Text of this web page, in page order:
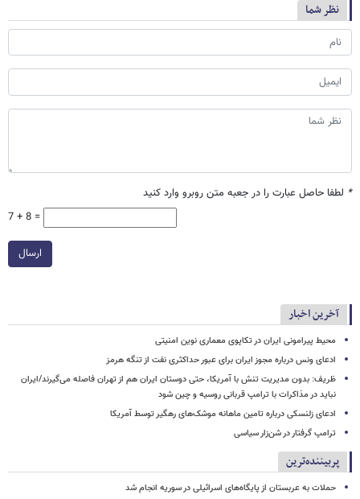
نظر شما
* لطفا حاصل عبارت را در جعبه متن روبرو وارد کنید
7 + 8 =
ارسال
آخرین اخبار
محیط پیرامونی ایران در تکاپوی معماری نوین امنیتی
ادعای ونس درباره مجوز ایران برای عبور حداکثری نفت از تنگه هرمز
ظریف: بدون مدیریت تنش با آمریکا، حتی دوستان ایران هم از تهران فاصله می‌گیرند/ایران
نباید در مذاکرات با ترامپ قربانی روسیه و چین شود
ادعای زلنسکی درباره تامین ماهانه موشک‌های رهگیر توسط آمریکا
ترامپ گرفتار در شن‌زار سیاسی
پربیننده‌ترین
حملات به عربستان از پایگاه‌های اسرائیلی در سوریه انجام شد